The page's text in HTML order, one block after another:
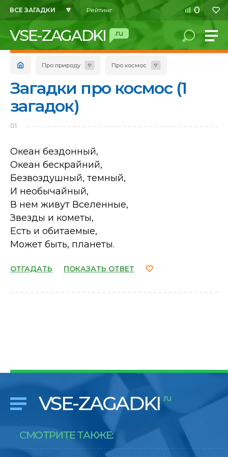
ВСЕ ЗАГАДКИ Рейтинг 0
VSE-ZAGADKI .ru
Про природу Про космос
Загадки про космос (1
загадок)
01
Океан бездонный,
Океан бескрайний,
Безвоздушный, темный,
И необычайный,
В нем живут Вселенные,
Звезды и кометы,
Есть и обитаемые,
Может быть, планеты.
ОТГАДАТЬ ПОКАЗАТЬ ОТВЕТ
VSE-ZAGADKI .ru
СМОТРИТЕ ТАКЖЕ: